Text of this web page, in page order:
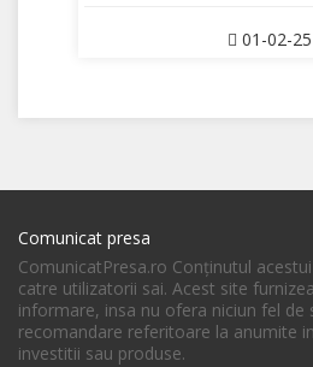
01-02-25
Comunicat presa
ComunicatPresa.ro Conţinutul
catre utilizatorii sai. Acest site
informare, insa nu ofera niciun fel de
recomandare referitoare la anumite
investitii sau produse.